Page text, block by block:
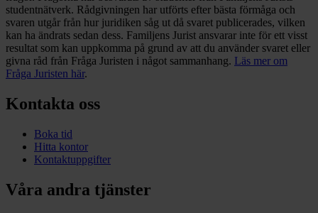
studentnätverk. Rådgivningen har utförts efter bästa förmåga och
svaren utgår från hur juridiken såg ut då svaret publicerades, vilken
kan ha ändrats sedan dess. Familjens Jurist ansvarar inte för ett visst
resultat som kan uppkomma på grund av att du använder svaret eller
givna råd från Fråga Juristen i något sammanhang. Läs mer om
Fråga Juristen här.
Kontakta oss
Boka tid
Hitta kontor
Kontaktuppgifter
Våra andra tjänster